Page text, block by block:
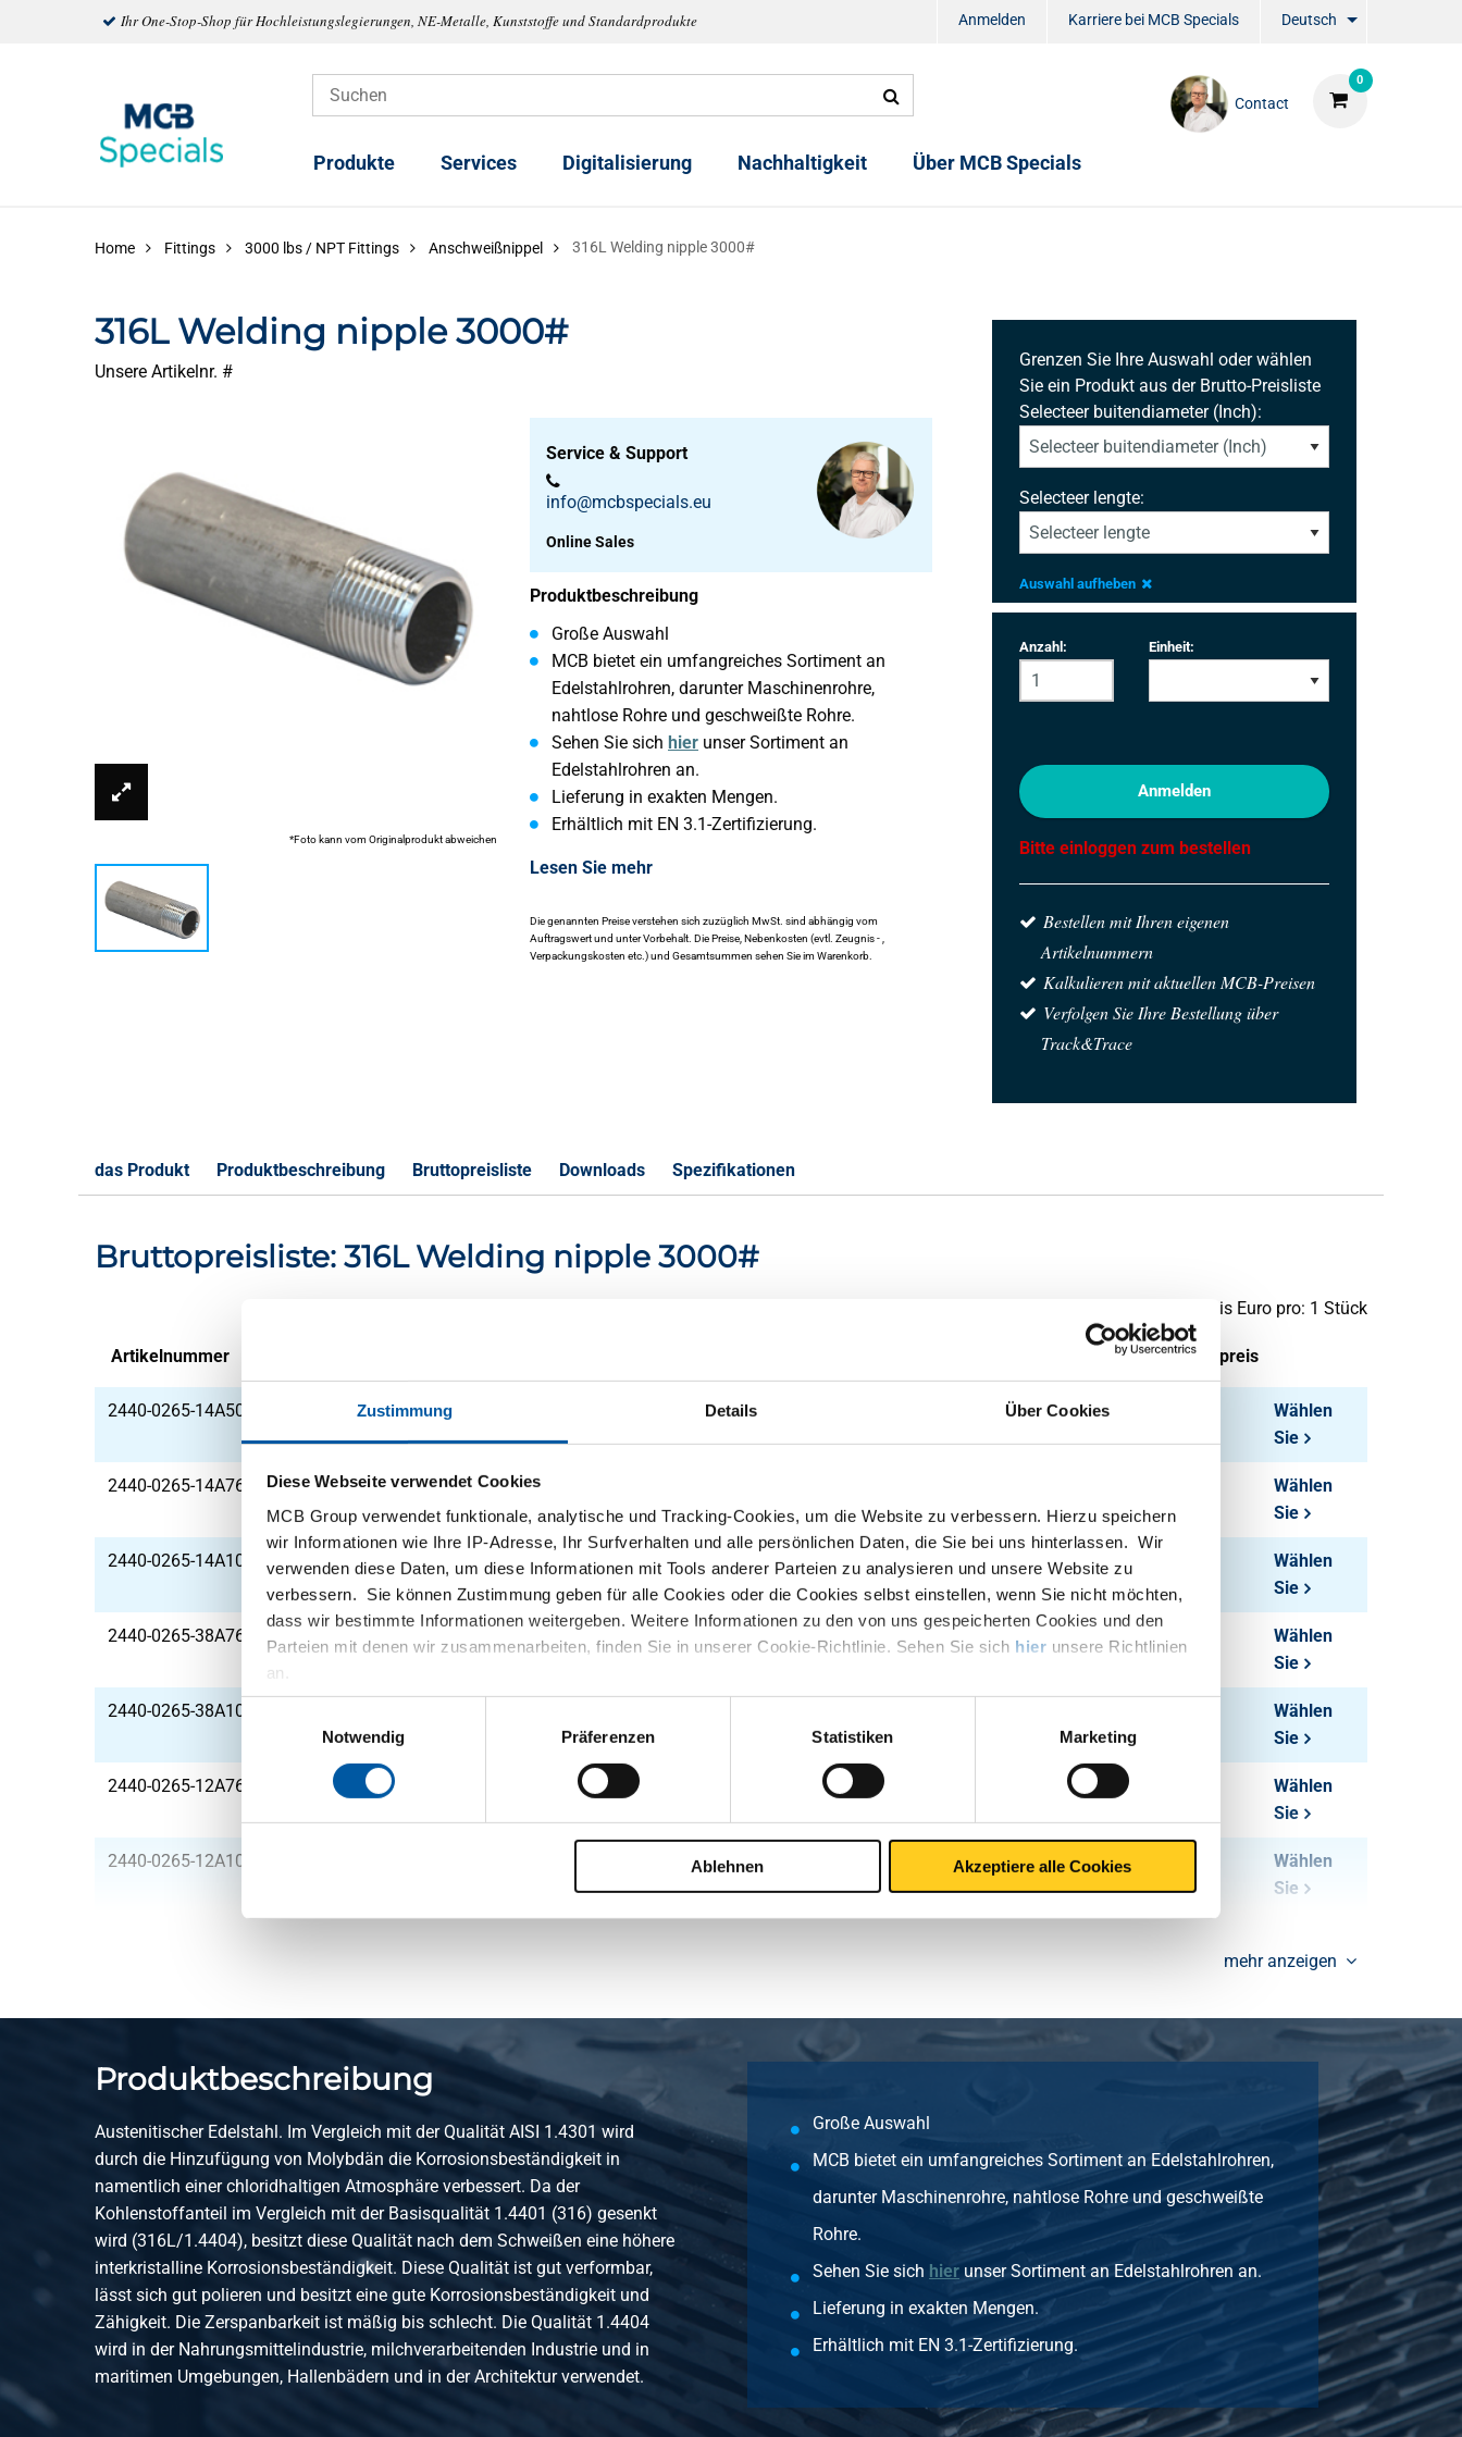
Zustimmung Details Über Cookies
Diese Webseite verwendet Cookies
MCB Group verwendet funktionale, analytische und Tracking-Cookies, um die Website zu verbessern. Hierzu speichern
wir Informationen wie Ihre IP-Adresse, Ihr Surfverhalten und alle persönlichen Daten, die Sie bei uns hinterlassen. Wir
verwenden diese Daten, um diese Informationen mit Tools anderer Parteien zu analysieren und unsere Website zu
verbessern. Sie können Zustimmung geben für alle Cookies oder die Cookies selbst einstellen, wenn Sie nicht möchten,
dass wir bestimmte Informationen weitergeben. Weitere Informationen zu den von uns gespeicherten Cookies und den
Parteien mit denen wir zusammenarbeiten, finden Sie in unserer Cookie-Richtlinie. Sehen Sie sich hier unsere Richtlinien
an.
Einwilligungsauswahl
Notwendig
Präferenzen Statistiken Marketing
Ablehnen Akzeptiere alle Cookies
Ihr One-Stop-Shop für Hochleistungslegierungen, NE-Metalle, Kunststoffe und Standardprodukte Anmelden Karriere bei MCB Specials Deutsch
0
Contact
Produkte Services Digitalisierung Nachhaltigkeit Über MCB Specials
Home Fittings 3000 lbs / NPT Fittings Anschweißnippel 316L Welding nipple 3000#
316L Welding nipple 3000#
Unsere Artikelnr. #
*Foto kann vom Originalprodukt abweichen
Service & Support
info@mcbspecials.eu
Online Sales
Produktbeschreibung
Große Auswahl
MCB bietet ein umfangreiches Sortiment an
Edelstahlrohren, darunter Maschinenrohre,
nahtlose Rohre und geschweißte Rohre.
Sehen Sie sich hier unser Sortiment an
Edelstahlrohren an.
Lieferung in exakten Mengen.
Erhältlich mit EN 3.1-Zertifizierung.
Lesen Sie mehr
Die genannten Preise verstehen sich zuzüglich MwSt. sind abhängig vom
Auftragswert und unter Vorbehalt. Die Preise, Nebenkosten (evtl. Zeugnis - ,
Verpackungskosten etc.) und Gesamtsummen sehen Sie im Warenkorb.
Grenzen Sie Ihre Auswahl oder wählen
Sie ein Produkt aus der Brutto-Preisliste
Selecteer buitendiameter (Inch):
Selecteer lengte:
Auswahl aufheben
Anzahl: Einheit:
Anmelden
Bitte einloggen zum bestellen
Bestellen mit Ihren eigenen
Artikelnummern
Kalkulieren mit aktuellen MCB-Preisen
Verfolgen Sie Ihre Bestellung über
Track&Trace
das Produkt Produktbeschreibung Bruttopreisliste Downloads Spezifikationen
Bruttopreisliste: 316L Welding nipple 3000#
Preis Euro pro: 1 Stück
Artikelnummer Bruttopreis
2440-0265-14A508 Schweißnippel 316L 3000 lbs 1/4Inx50,8 0,08
Wählen
Sie
2440-0265-14A761 Schweißnippel 316L 3000 lbs 1/4Inx76,1
Wählen
Sie
2440-0265-14A1016 Schweißnippel 316L 3000 lbs 1/4Inx101,6 0,08
Wählen
Sie
2440-0265-38A761 Schweißnippel 316L 3000 lbs 3/8Inx76,1
Wählen
Sie
2440-0265-38A1016
Wählen
Sie
2440-0265-12A761 Schweißnippel 316L 3000 lbs 1/2Inx76,1 0,13
Wählen
Sie
2440-0265-12A1016 0,17
Wählen
Sie
Sie
2440-0265-34A1016 Schweißnippel 316L 3000 lbs 3/4Inx101,6
2440-0265-1A508 Schweißnippel 316L 3000 lbs 1Inx50,8 0,17
Wählen
Sie
2440-0265-1A761 Schweißnippel 316L 3000 lbs 1Inx76,1 0,25
Wählen
Sie
2440-0265-1A1016 Schweißnippel 316L 3000 lbs 1Inx101,6
Wählen
Sie
2440-0265-114A1016 Schweißnippel 316L 3000 lbs 1 1/4Inx101,6 0,38
Wählen
Sie
mehr anzeigen
Produktbeschreibung
Austenitischer Edelstahl. Im Vergleich mit der Qualität AISI 1.4301 wird
durch die Hinzufügung von Molybdän die Korrosionsbeständigkeit in
namentlich einer chloridhaltigen Atmosphäre verbessert. Da der
Kohlenstoffanteil im Vergleich mit der Basisqualität 1.4401 (316) gesenkt
wird (316L/1.4404), besitzt diese Qualität nach dem Schweißen eine höhere
interkristalline Korrosionsbeständigkeit. Diese Qualität ist gut verformbar,
lässt sich gut polieren und besitzt eine gute Korrosionsbeständigkeit und
Zähigkeit. Die Zerspanbarkeit ist mäßig bis schlecht. Die Qualität 1.4404
wird in der Nahrungsmittelindustrie, milchverarbeitenden Industrie und in
maritimen Umgebungen, Hallenbädern und in der Architektur verwendet.
Große Auswahl
MCB bietet ein umfangreiches Sortiment an Edelstahlrohren,
darunter Maschinenrohre, nahtlose Rohre und geschweißte
Rohre.
Sehen Sie sich hier unser Sortiment an Edelstahlrohren an.
Lieferung in exakten Mengen.
Erhältlich mit EN 3.1-Zertifizierung.